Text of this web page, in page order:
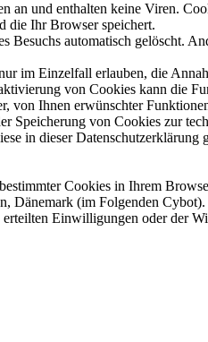
an und enthalten keine Viren.
die Ihr Browser speichert.
automatisch gelöscht.
im Einzelfall erlauben, die
von Cookies kann die
von Ihnen erwünschter
Speicherung von Cookies zur
in dieser Datenschutzerklärung
Cookies in Ihrem
Dänemark (im Folgenden Cybot).
Einwilligungen oder der